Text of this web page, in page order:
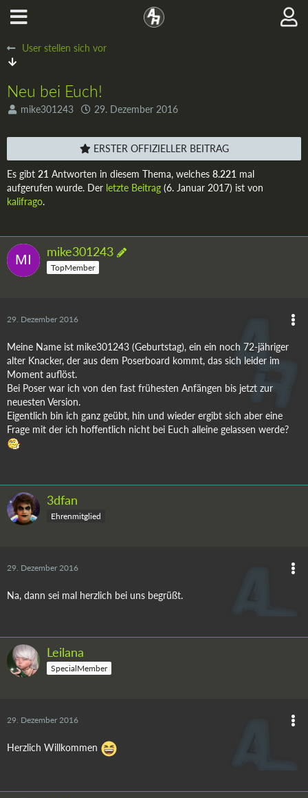
User stellen sich vor
Neu bei Euch!
mike301243 29. Dezember 2016
ERSTER OFFIZIELLER BEITRAG
Es gibt 21 Antworten in diesem Thema, welches 8.221 mal
aufgerufen wurde. Der letzte Beitrag (6. Januar 2017) ist von
kalifrago.
mike301243
TopMember
29. Dezember 2016
Meine Name ist mike301243 (Geburtstag), ein ein noch 72-jähriger
alter Knacker, der aus dem Poserboard kommt, das sich leider im
Moment auflöst.
Bei Poser war ich von den fast frühesten Anfängen bis jetzt zur
neuesten Version.
Eigentlich bin ich ganz geübt, hin und wieder ergibt sich aber eine
Frage mit der ich hoffentlich nicht bei Euch alleine gelassen werde?
3dfan
Ehrenmitglied
29. Dezember 2016
Na, dann sei mal herzlich bei uns begrüßt.
Leilana
SpecialMember
29. Dezember 2016
Herzlich Willkommen